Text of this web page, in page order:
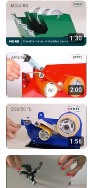
1:30
2:00
1:56